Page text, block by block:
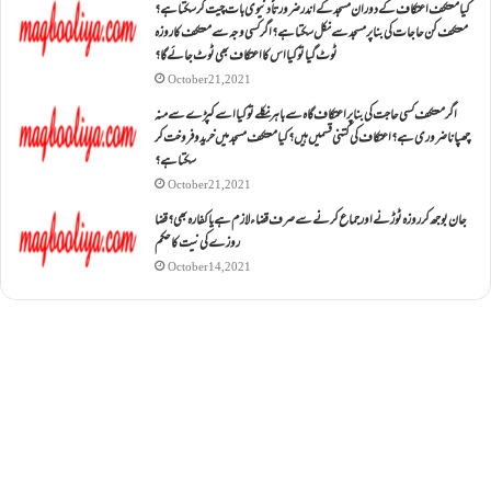
کیا معتکف اعتکاف کے دوران مسجد کے اندر ضرورتاً دنیوی بات چیت کر سکتا ہے؟
معتکف کن حاجات کی بنا پر مسجد سے نکل سکتا ہے؟ اگر کسی وجہ سے معتکف کا روزہ
ٹوٹ گیا تو کیا اس کا اعتکاف بھی ٹوٹ جائے گا؟
October 21, 2021
اگر معتکف کسی حاجت کی بنا پر اعتکاف گاہ سے باہر نکلے تو کیا اسے کپڑے سے منہ
چھپانا ضروری ہے؟اعتکاف کی کتنی قسمیں ہیں؟کیا معتکف مسجد میں خرید و فروخت کر
سکتا ہے؟
October 21, 2021
جان بوجھ کر روزہ ٹوڑنے اور جماع کرنے سے صرف قضاء لازم ہے یا کفارہ بھی؟ قضا
روزے کی نیت کا حکم
October 14, 2021